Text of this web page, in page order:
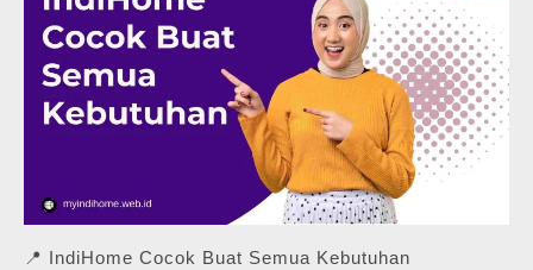
📍 IndiHome Cocok Buat Semua Kebutuhan